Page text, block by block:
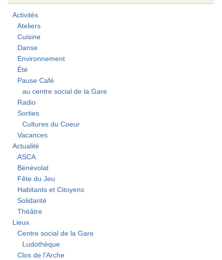
Activités
Ateliers
Cuisine
Danse
Environnement
Été
Pause Café
au centre social de la Gare
Radio
Sorties
Cultures du Coeur
Vacances
Actualité
ASCA
Bénévolat
Fête du Jeu
Habitants et Citoyens
Solidarité
Théâtre
Lieux
Centre social de la Gare
Ludothèque
Clos de l'Arche